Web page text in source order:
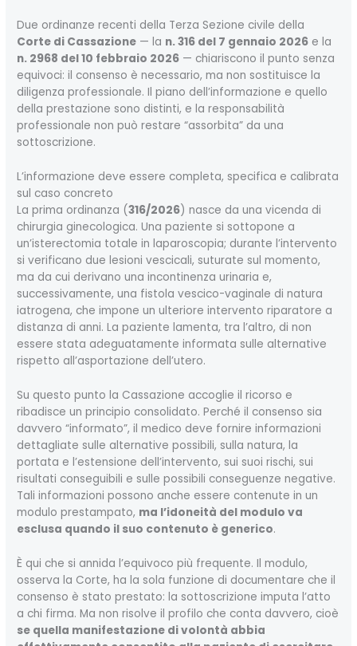
Due ordinanze recenti della Terza Sezione civile della
Corte di Cassazione — la n. 316 del 7 gennaio 2026 e la
n. 2968 del 10 febbraio 2026 — chiariscono il punto senza
equivoci: il consenso è necessario, ma non sostituisce la
diligenza professionale. Il piano dell’informazione e quello
della prestazione sono distinti, e la responsabilità
professionale non può restare “assorbita” da una
sottoscrizione.
L’informazione deve essere completa, specifica e calibrata
sul caso concreto
La prima ordinanza (316/2026) nasce da una vicenda di
chirurgia ginecologica. Una paziente si sottopone a
un’isterectomia totale in laparoscopia; durante l’intervento
si verificano due lesioni vescicali, suturate sul momento,
ma da cui derivano una incontinenza urinaria e,
successivamente, una fistola vescico-vaginale di natura
iatrogena, che impone un ulteriore intervento riparatore a
distanza di anni. La paziente lamenta, tra l’altro, di non
essere stata adeguatamente informata sulle alternative
rispetto all’asportazione dell’utero.
Su questo punto la Cassazione accoglie il ricorso e
ribadisce un principio consolidato. Perché il consenso sia
davvero “informato”, il medico deve fornire informazioni
dettagliate sulle alternative possibili, sulla natura, la
portata e l’estensione dell’intervento, sui suoi rischi, sui
risultati conseguibili e sulle possibili conseguenze negative.
Tali informazioni possono anche essere contenute in un
modulo prestampato, ma l’idoneità del modulo va
esclusa quando il suo contenuto è generico.
È qui che si annida l’equivoco più frequente. Il modulo,
osserva la Corte, ha la sola funzione di documentare che il
consenso è stato prestato: la sottoscrizione imputa l’atto
a chi firma. Ma non risolve il profilo che conta davvero, cioè
se quella manifestazione di volontà abbia